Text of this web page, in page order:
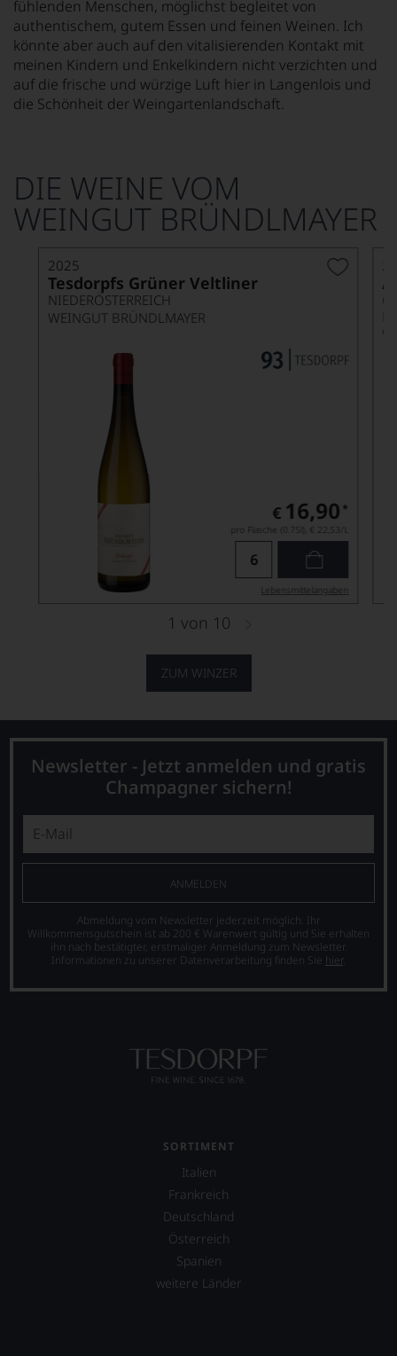
fühlenden Menschen, möglichst begleitet von
authentischem, gutem Essen und feinen Weinen. Ich
könnte aber auch auf den vitalisierenden Kontakt mit
meinen Kindern und Enkelkindern nicht verzichten und
auf die frische und würzige Luft hier in Langenlois und
die Schönheit der Weingartenlandschaft.
DIE WEINE VOM
WEINGUT BRÜNDLMAYER
ZUM WINZER
2025
Tesdorpfs Grüner Veltliner
NIEDERÖSTERREICH
WEINGUT BRÜNDLMAYER
€ 16,90 *
pro Flasche (0.75l), € 22,53 /L
Lebensmittel­angaben
1 von 10
Newsletter - Jetzt anmelden und gratis
Champagner sichern!
ANMELDEN
Abmeldung vom Newsletter jederzeit möglich. Ihr
Willkommensgutschein ist ab 200 € Warenwert gültig und Sie erhalten
ihn nach bestätigter, erstmaliger Anmeldung zum Newsletter.
Informationen zu unserer Datenverarbeitung finden Sie hier.
SORTIMENT
Italien
Frankreich
Deutschland
Österreich
Spanien
weitere Länder